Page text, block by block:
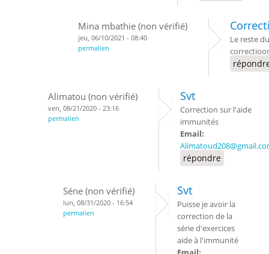
Mina mbathie (non vérifié)
jeu, 06/10/2021 - 08:40
permalien
Le reste du
Alimatou (non vérifié)
ven, 08/21/2020 - 23:16
permalien
Svt
Correction sur l'aide
immunités
Email:
répondre
Séne (non vérifié)
lun, 08/31/2020 - 16:54
permalien
Svt
Puisse je avoir la
correction de la
série d'exercices
aide à l'immunité